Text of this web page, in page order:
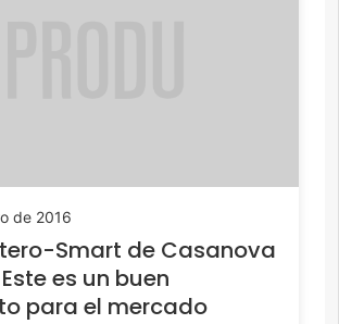
de 2016
Smart de Casanova
es un buen
para el mercado